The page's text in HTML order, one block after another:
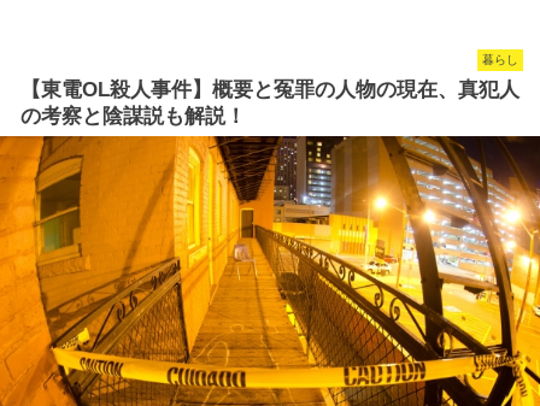
暮らし
【東電OL殺人事件】概要と冤罪の人物の現在、真犯人
の考察と陰謀説も解説！